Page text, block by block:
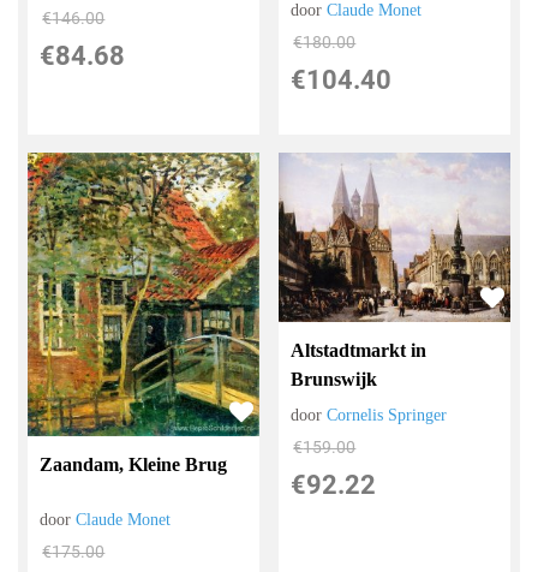
€146.00
€84.68
doorClaude Monet
€180.00
€104.40
Zaandam, Kleine Brug
doorClaude Monet
€175.00
Altstadtmarkt in
Brunswijk
doorCornelis Springer
€159.00
€92.22